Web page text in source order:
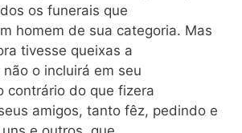
os funerais que
homem de sua categoria. Mas
tivesse queixas a
o incluirá em seu
contrário do que fizera
amigos, tanto fêz, pedindo e